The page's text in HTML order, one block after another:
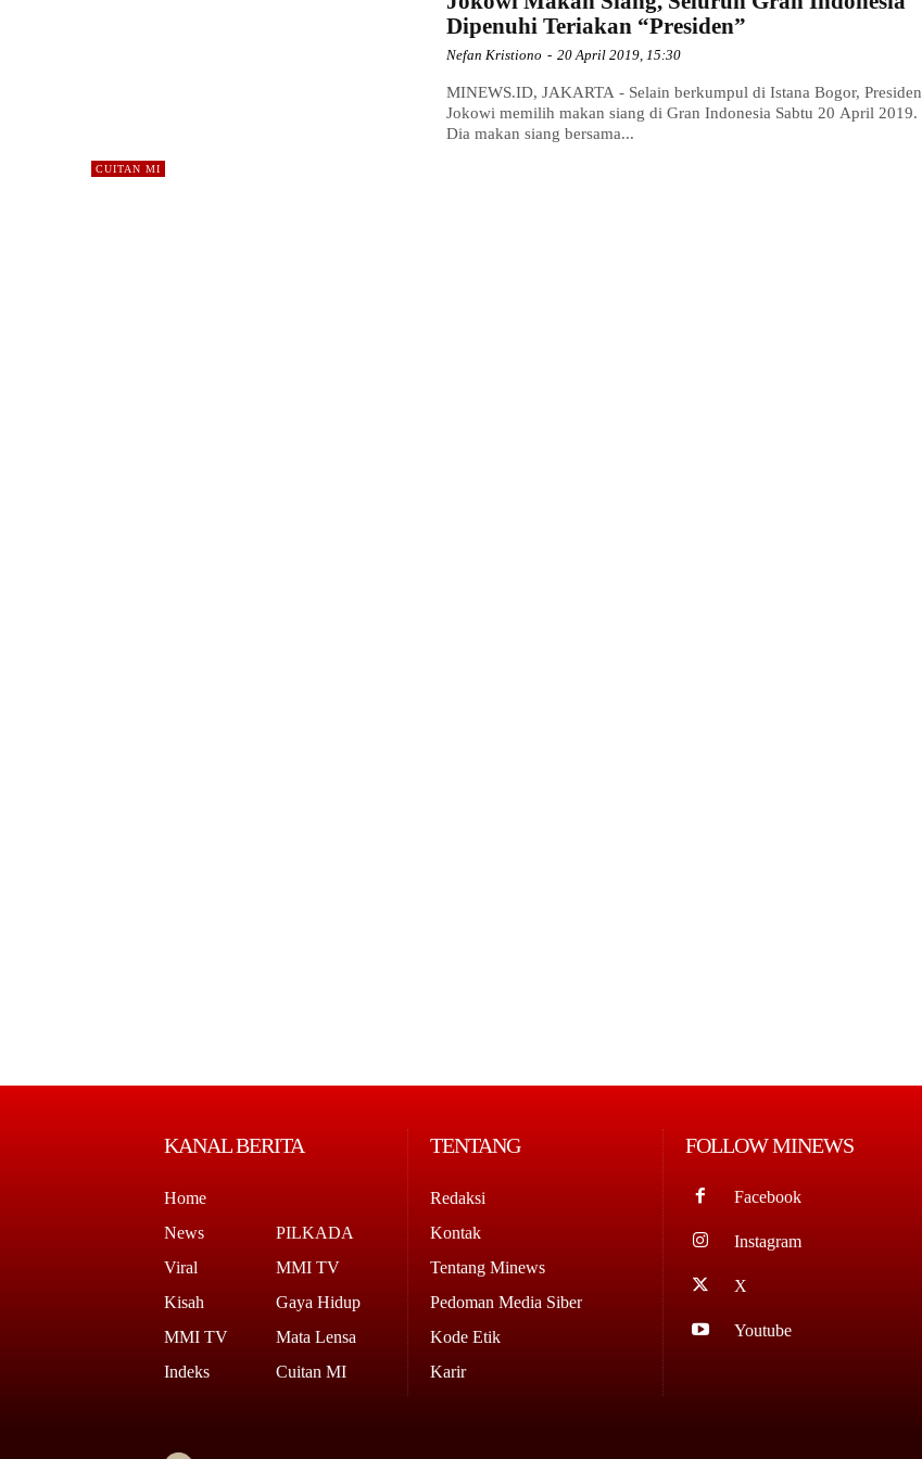
CUITAN MI
Dipenuhi Teriakan “Presiden”
Nefan Kristiono - 20 April 2019, 15:30
MINEWS.ID, JAKARTA - Selain berkumpul di Istana Bogor, Presiden
Jokowi memilih makan siang di Gran Indonesia Sabtu 20 April 2019.
Dia makan siang bersama...
KANAL BERITA
Home
News
Viral
Kisah
MMI TV
Indeks
PILKADA
MMI TV
Gaya Hidup
Mata Lensa
Cuitan MI
TENTANG
Redaksi
Kontak
Tentang Minews
Pedoman Media Siber
Kode Etik
Karir
FOLLOW MINEWS
Facebook
Instagram
X
Youtube